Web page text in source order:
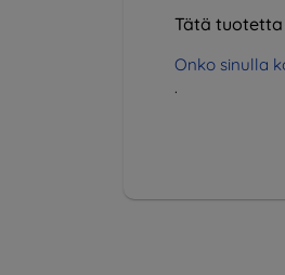
Tätä
Onko sinulla
.